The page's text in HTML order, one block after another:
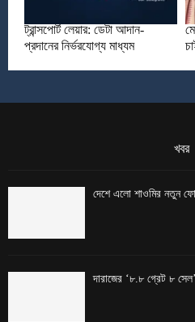
ট্রান্সপোর্ট লেয়ার: ডেটা আদান-
প্রদানের নির্ভরযোগ্য মাধ্যম
খবর
দেশে এলো শাওমির নতুন
দারাজের ‘৮.৮ গ্রেট ৮